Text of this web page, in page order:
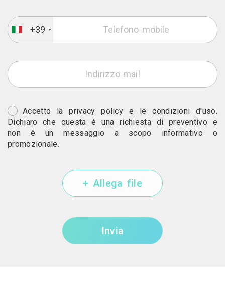
+39
Accetto laprivacy policy e lecondizioni d'uso.
Dichiaro che questa è una richiesta di preventivo e
non è un messaggio a scopo informativo o
promozionale.
+ Allega file
Invia